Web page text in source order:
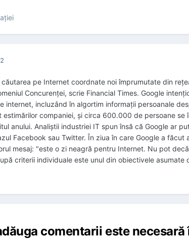
pe Internet coordnate noi împrumutate din
Concurenţei, scrie Financial Times. Google
internet, incluzând în algortim informaţii persoanale
estimărilor companiei, şi circa 600.000 de persoane
anului. Analiştii industriei IT spun însă că Google ar
Facebook sau Twitter. În ziua în care Google a
mesaj: "este o zi neagră pentru Internet. Nu pot
criterii individuale este unul din obiectivele
comentarii este